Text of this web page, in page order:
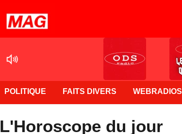
POLITIQUE FAITS DIVERS WEBRADIOS
L'Horoscope du jour